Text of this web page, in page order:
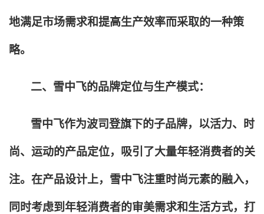
地满足市场需求和提高生产效率而采取的一种策
略。
二、雪中飞的品牌定位与生产模式：
雪中飞作为波司登旗下的子品牌，以活力、时
尚、运动的产品定位，吸引了大量年轻消费者的关
注。在产品设计上，雪中飞注重时尚元素的融入，
同时考虑到年轻消费者的审美需求和生活方式，打